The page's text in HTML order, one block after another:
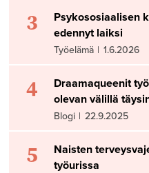
3
Psykososiaalisen
edennyt laiksi
Työelämä | 1.6.2026
4
Draamaqueenit
olevan välillä
Blogi | 22.9.2025
5
Naisten
työurissa